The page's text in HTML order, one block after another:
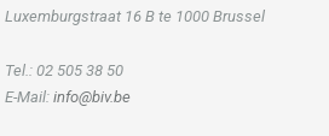
Luxemburgstraat 16 B te 1000 Brussel
Tel.: 02 505 38 50
E-Mail: info@biv.be